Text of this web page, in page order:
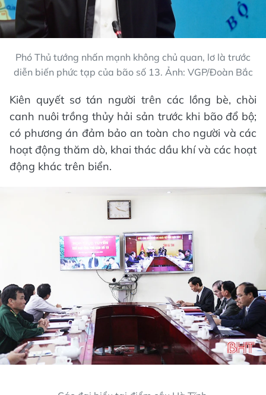
Phó Thủ tướng nhấn mạnh không chủ quan, lơ là trước
diễn biến phức tạp của bão số 13. Ảnh: VGP/Đoàn Bắc
Kiên quyết sơ tán người trên các lồng bè, chòi
canh nuôi trồng thủy hải sản trước khi bão đổ bộ;
có phương án đảm bảo an toàn cho người và các
hoạt động thăm dò, khai thác dầu khí và các hoạt
động khác trên biển.